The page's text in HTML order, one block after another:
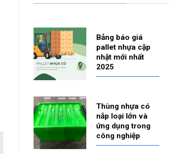
Bảng báo giá
pallet nhựa cập
nhật mới nhất
2025
Thùng nhựa có
nắp loại lớn và
ứng dụng trong
công nghiệp